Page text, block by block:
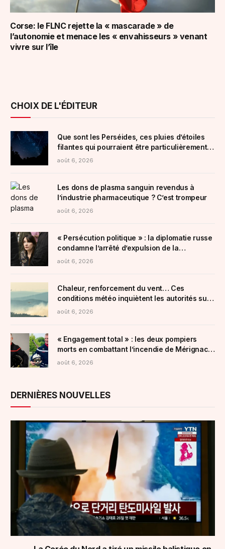
Corse: le FLNC rejette la « mascarade » de
l’autonomie et menace les « envahisseurs » venant
vivre sur l’île
CHOIX DE L'ÉDITEUR
Que sont les Perséides, ces pluies d’étoiles
filantes qui pourraient être particulièrement
visibles ces prochains jours ?
août 6, 2026
Les dons de plasma sanguin revendus à
l’industrie pharmaceutique ? C’est trompeur
août 6, 2026
« Persécution politique » : la diplomatie russe
condamne l’arrêté d’expulsion de la
chroniqueuse Xenia Fedorova
août 6, 2026
Chaleur, renforcement du vent… Ces
conditions météo inquiètent les autorités sur
le front des incendies
août 6, 2026
« Engagement total » : les deux pompiers
morts en combattant l’incendie de Mérignac
cités à l’ordre de la Nation
août 6, 2026
DERNIÈRES NOUVELLES